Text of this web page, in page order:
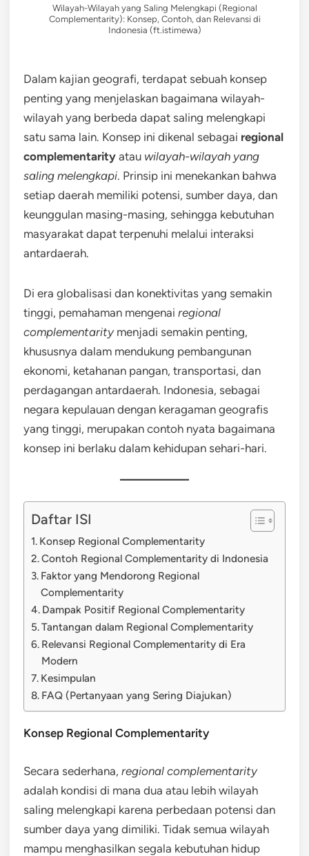
Wilayah-Wilayah yang Saling Melengkapi (Regional
Complementarity): Konsep, Contoh, dan Relevansi di
Indonesia (ft.istimewa)
Dalam kajian geografi, terdapat sebuah konsep
penting yang menjelaskan bagaimana wilayah-
wilayah yang berbeda dapat saling melengkapi
satu sama lain. Konsep ini dikenal sebagai regional
complementarity atau wilayah-wilayah yang
saling melengkapi. Prinsip ini menekankan bahwa
setiap daerah memiliki potensi, sumber daya, dan
keunggulan masing-masing, sehingga kebutuhan
masyarakat dapat terpenuhi melalui interaksi
antardaerah.
Di era globalisasi dan konektivitas yang semakin
tinggi, pemahaman mengenai regional
complementaritymenjadi semakin penting,
khususnya dalam mendukung pembangunan
ekonomi, ketahanan pangan, transportasi, dan
perdagangan antardaerah. Indonesia, sebagai
negara kepulauan dengan keragaman geografis
yang tinggi, merupakan contoh nyata bagaimana
konsep ini berlaku dalam kehidupan sehari-hari.
Daftar ISI
Konsep Regional Complementarity
Contoh Regional Complementarity di Indonesia
Faktor yang Mendorong Regional
Complementarity
Dampak Positif Regional Complementarity
Tantangan dalam Regional Complementarity
Relevansi Regional Complementarity di Era
Modern
Kesimpulan
FAQ (Pertanyaan yang Sering Diajukan)
Konsep Regional Complementarity
Secara sederhana, regional complementarity
adalah kondisi di mana dua atau lebih wilayah
saling melengkapi karena perbedaan potensi dan
sumber daya yang dimiliki. Tidak semua wilayah
mampu menghasilkan segala kebutuhan hidup